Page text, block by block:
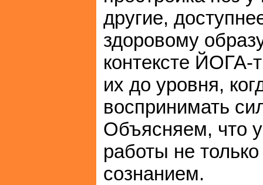
другие,
здоровому
контексте ЙОГА-
их до уровня,
воспринимать
Объясняем, что у
работы не
сознанием.